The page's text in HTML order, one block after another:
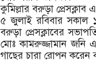
কুমিল্লার বরুড়া
৫ জুলাই রবিবার সকাল
বরুড়া প্রেসক্লাবের
মোঃ কামরুজ্জামান জনি
গাছের চারা রোপন করেন